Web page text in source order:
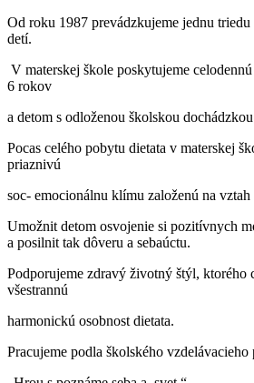
Od roku 1987 prevádzkujeme jednu
detí.
V materskej škole poskytujeme
6 rokov
a detom s odloženou školskou
Pocas celého pobytu dietata v materskej
priaznivú
soc- emocionálnu klímu založenú na vztah
Umožnit detom osvojenie si pozitívnych
a posilnit tak dôveru a sebaúctu.
Podporujeme zdravý životný štýl, ktorého
všestrannú
harmonickú osobnost dietata.
Pracujeme podla školského